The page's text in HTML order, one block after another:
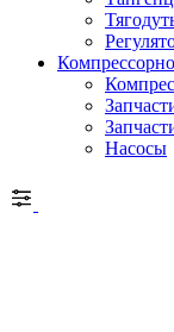
Насосы